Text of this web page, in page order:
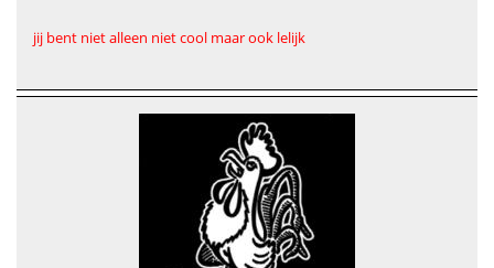
jij bent niet alleen niet cool maar ook lelijk